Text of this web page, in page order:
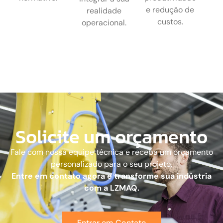
realidade
operacional.
e redução de
custos.
Solicite um orçamento
Fale com nossa equipe técnica e receba um orçamento
personalizado para o seu projeto.
Entre em contato agora e transforme sua indústria
com a LZMAQ.